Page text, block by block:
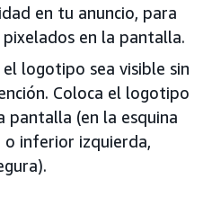
en tu anuncio, para
en la pantalla.
logotipo sea visible sin
Coloca el logotipo
pantalla (en la esquina
o inferior izquierda,